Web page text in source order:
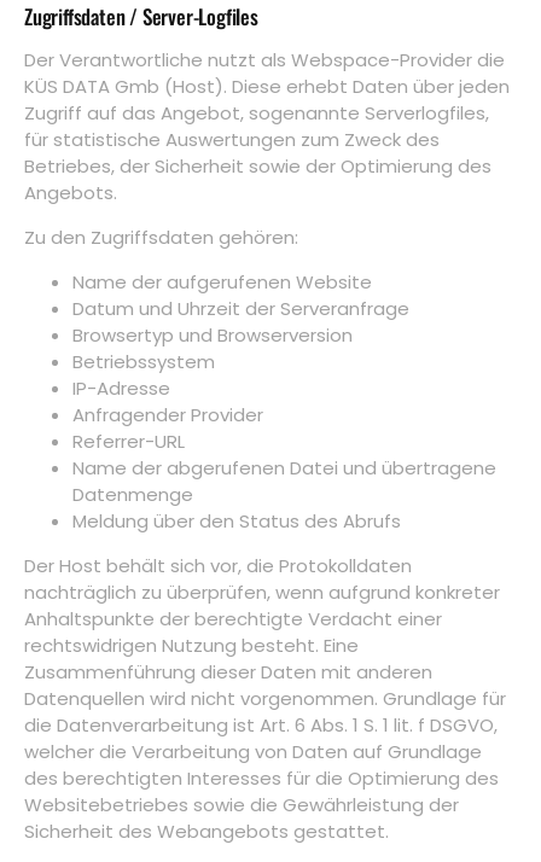
Zugriffsdaten / Server-Logfiles
Der Verantwortliche nutzt als Webspace-Provider die
KÜS DATA Gmb (Host). Diese erhebt Daten über jeden
Zugriff auf das Angebot, sogenannte Serverlogfiles,
für statistische Auswertungen zum Zweck des
Betriebes, der Sicherheit sowie der Optimierung des
Angebots.
Zu den Zugriffsdaten gehören:
Name der aufgerufenen Website
Datum und Uhrzeit der Serveranfrage
Browsertyp und Browserversion
Betriebssystem
IP-Adresse
Anfragender Provider
Referrer-URL
Name der abgerufenen Datei und übertragene
Datenmenge
Meldung über den Status des Abrufs
Der Host behält sich vor, die Protokolldaten
nachträglich zu überprüfen, wenn aufgrund konkreter
Anhaltspunkte der berechtigte Verdacht einer
rechtswidrigen Nutzung besteht. Eine
Zusammenführung dieser Daten mit anderen
Datenquellen wird nicht vorgenommen. Grundlage für
die Datenverarbeitung ist Art. 6 Abs. 1 S. 1 lit. f DSGVO,
welcher die Verarbeitung von Daten auf Grundlage
des berechtigten Interesses für die Optimierung des
Websitebetriebes sowie die Gewährleistung der
Sicherheit des Webangebots gestattet.